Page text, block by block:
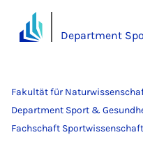
Department
Fakultät für
Department Sport &
Fachschaft Sportwissenschaft